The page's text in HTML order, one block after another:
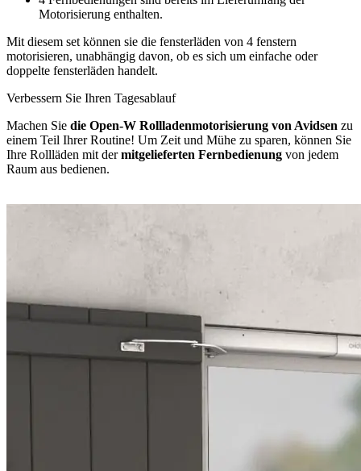
Motorisierung enthalten.
Mit diesem set können sie die fensterläden von 4 fenstern
motorisieren, unabhängig davon, ob es sich um einfache oder
doppelte fensterläden handelt.
Verbessern Sie Ihren Tagesablauf
Machen Sie die Open-W Rollladenmotorisierung von Avidsen zu
einem Teil Ihrer Routine! Um Zeit und Mühe zu sparen, können Sie
Ihre Rollläden mit dermitgelieferten Fernbedienung von jedem
Raum aus bedienen.